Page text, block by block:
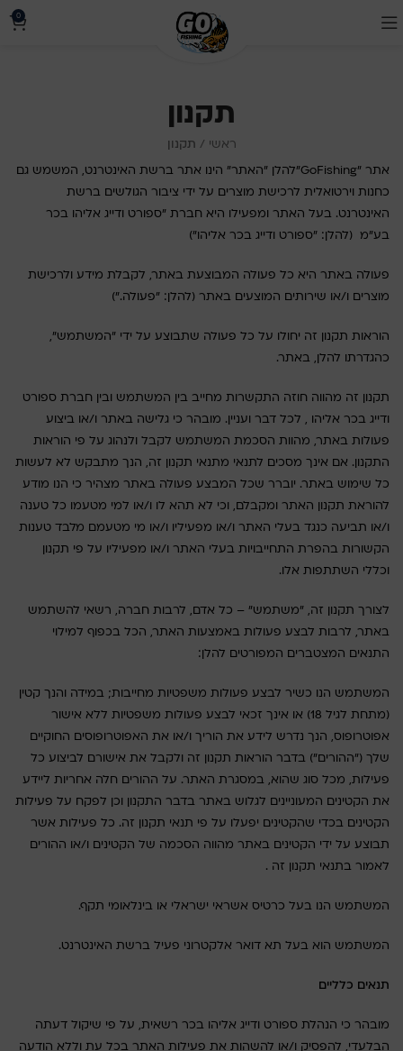
0
תקנון
ראשי / תקנון
אתר "GoFishing"להלן "האתר" הינו אתר ברשת האינטרנט, המשמש גם
כחנות וירטואלית לרכישת מוצרים על ידי ציבור הגולשים ברשת
האינטרנט. בעל האתר ומפעילו היא חברת "ספורט ודייג אליהו בכר
בע״מ (להלן: "ספורט ודייג בכר אליהו")
פעולה באתר היא כל פעולה המבוצעת באתר, לקבלת מידע ולרכישת
מוצרים ו/או שירותים המוצעים באתר (להלן: "פעולה.״)
הוראות תקנון זה יחולו על כל פעולה שתבוצע על ידי "המשתמש",
כהגדרתו להלן, באתר.
תקנון זה מהווה חוזה התקשרות מחייב בין המשתמש ובין חברת ספורט
ודייג בכר אליהו , לכל דבר ועניין. מובהר כי גלישה באתר ו/או ביצוע
פעולות באתר, מהוות הסכמת המשתמש לקבל ולנהוג על פי הוראות
התקנון. אם אינך מסכים לתנאי מתנאי תקנון זה, הנך מתבקש לא לעשות
כל שימוש באתר. יוברר שכל המבצע פעולה באתר מצהיר כי הנו מודע
להוראת תקנון האתר ומקבלם, וכי לא תהא לו ו/או למי מטעמו כל טענה
ו/או תביעה כנגד בעלי האתר ו/או מפעיליו ו/או מי מטעמם מלבד טענות
הקשורות בהפרת התחייבויות בעלי האתר ו/או מפעיליו על פי תקנון
וכללי השתתפות אלו.
לצורך תקנון זה, "משתמש" – כל אדם, לרבות חברה, רשאי להשתמש
באתר, לרבות לבצע פעולות באמצעות האתר, הכל בכפוף למילוי
התנאים המצטברים המפורטים להלן:
המשתמש הנו כשיר לבצע פעולות משפטיות מחייבות; במידה והנך קטין
(מתחת לגיל 18) או אינך זכאי לבצע פעולות משפטיות ללא אישור
אפוטרופוס, הנך נדרש לידע את הוריך ו/או את האפוטרופוסים החוקיים
שלך ("ההורים") בדבר הוראות תקנון זה ולקבל את אישורם לביצוע כל
פעילות, מכל סוג שהוא, במסגרת האתר. על ההורים חלה אחריות ליידע
את הקטינים המעוניינים לגלוש באתר בדבר התקנון וכן לפקח על פעילות
הקטינים בכדי שהקטינים יפעלו על פי תנאי תקנון זה. כל פעילות אשר
תבוצע על ידי הקטינים באתר מהווה הסכמה של הקטינים ו/או ההורים
לאמור בתנאי תקנון זה .
המשתמש הנו בעל כרטיס אשראי ישראלי או בינלאומי תקף.
המשתמש הוא בעל תא דואר אלקטרוני פעיל ברשת האינטרנט.
תנאים כלליים
מובהר כי הנהלת ספורט ודייג אליהו בכר רשאית, על פי שיקול דעתה
הבלעדי, להפסיק ו/או להשהות את פעילות האתר בכל עת וללא הודעה